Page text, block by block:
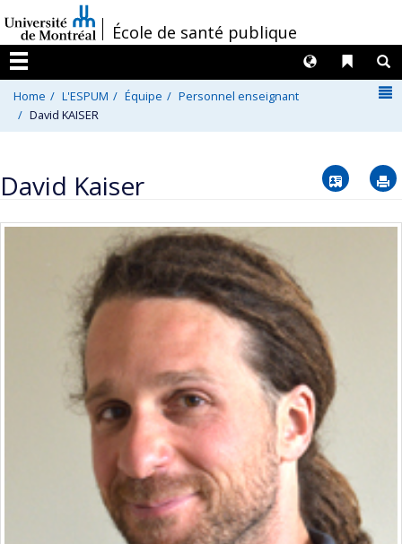
au
contenu
/École de santé publique
Menu
Liens
Langues
Home L'ESPUM Équipe
Personnel enseignant
David KAISER
David Kaiser Vcard